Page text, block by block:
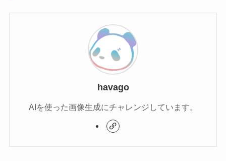
havago
AIを使った画像生成にチャレンジしています。